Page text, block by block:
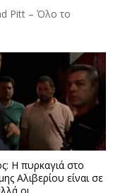
Pitt – Όλο το
Η πυρκαγιά στο
Αλιβερίου είναι σε